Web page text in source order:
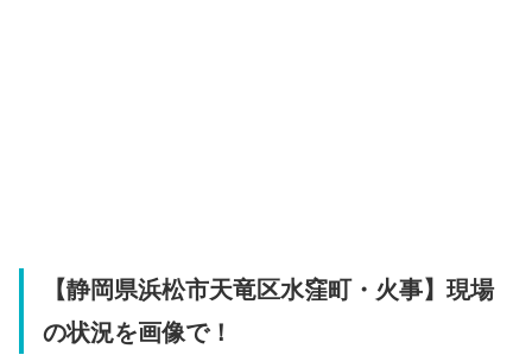
【静岡県浜松市天竜区水窪町・火事】現場
の状況を画像で！